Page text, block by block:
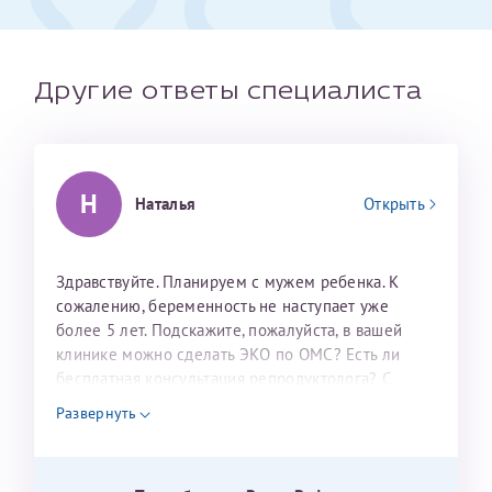
Александра
Другие ответы специалиста
Н Наталья Открыть
Здравствуйте. Планируем с мужем ребенка. К
сожалению, беременность не наступает уже
более 5 лет. Подскажите, пожалуйста, в вашей
клинике можно сделать ЭКО по ОМС? Есть ли
бесплатная консультация репродуктолога? С
уважением, Наталья Баранова.
Развернуть